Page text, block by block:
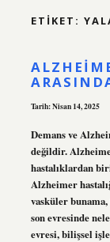
ETIKET:
Tarih: Nisan 14, 2025
Demans ve
değildir.
hastalıklardan
Alzheimer
vasküler
son evresinde
evresi, bilişsel